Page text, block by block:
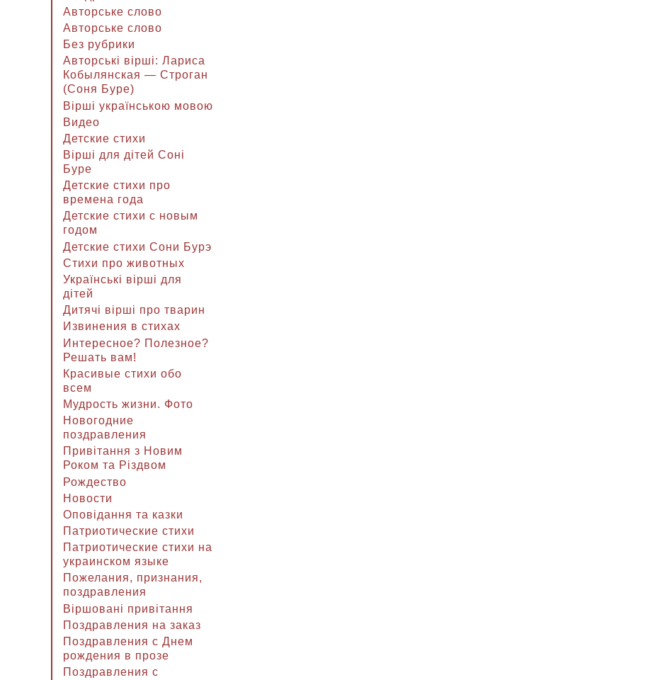
Авторське слово
Авторське слово
Без рубрики
Авторські вірші: Лариса
Кобылянская — Строган
(Соня Буре)
Вірші українською мовою
Видео
Детские стихи
Вірші для дітей Соні
Буре
Детские стихи про
времена года
Детские стихи с новым
годом
Детские стихи Сони Бурэ
Стихи про животных
Українські вірші для
дітей
Дитячі вірші про тварин
Извинения в стихах
Интересное? Полезное?
Решать вам!
Красивые стихи обо
всем
Мудрость жизни. Фото
Новогодние
поздравления
Привітання з Новим
Роком та Різдвом
Рождество
Новости
Оповідання та казки
Патриотические стихи
Патриотические стихи на
украинском языке
Пожелания, признания,
поздравления
Віршовані привітання
Поздравления на заказ
Поздравления с Днем
рождения в прозе
Поздравления с